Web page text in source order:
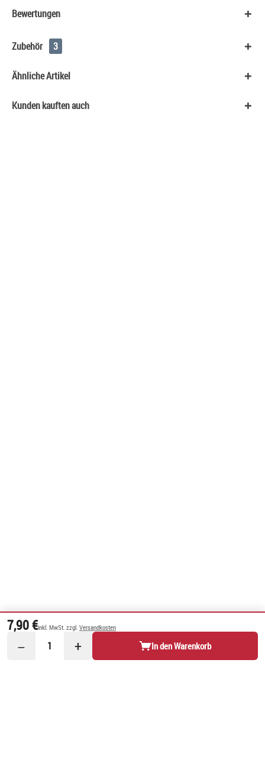
Bewertungen
Zubehör 3
Ähnliche Artikel
Kunden kauften auch
7,90 €inkl. MwSt. zzgl. Versandkosten
− 1 + In den Warenkorb